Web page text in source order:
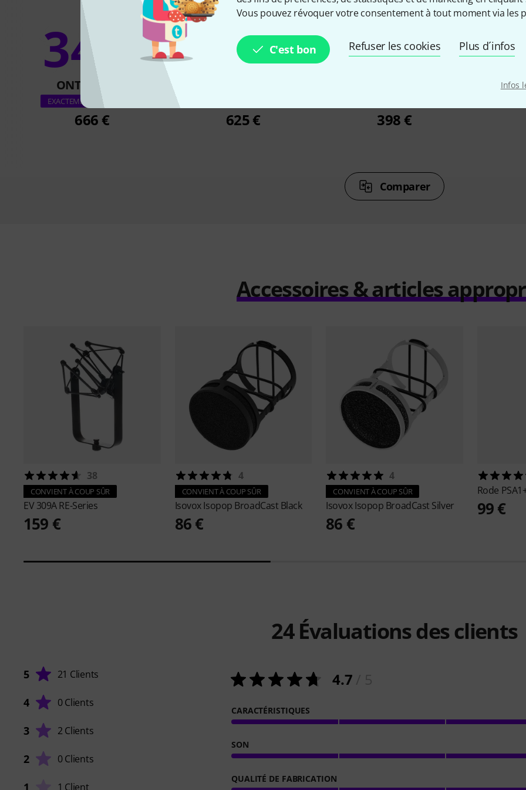
Vous pouvez révoquer votre consentement à tout moment via les
C'est bon Refuser les cookies Plus d´infos
Infos
34%
ONT ACHETÉ
EXACTEMENT CE PRODUIT
666 €
15%
625 €
13%
398 €
Comparer
Accessoires & articles
38
CONVIENT À COUP SÛR
EV309A RE-Series
159 €
4
CONVIENT À COUP SÛR
IsovoxIsopop BroadCast Black
86 €
4
CONVIENT À COUP SÛR
IsovoxIsopop BroadCast Silver
86 €
Rode
99 €
24Évaluations des clients
5 21 Clients
4 0 Clients
3 2 Clients
2 0 Clients
1 1 Client
4.7
CARACTÉRISTIQUES
SON
QUALITÉ DE FABRICATION